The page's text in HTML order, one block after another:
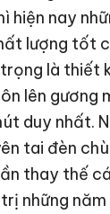
hiện nay
lượng tốt
là thiết
lên gương
duy nhất.
tai đèn
thay thế
những